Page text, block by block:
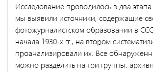
Исследование проводилось в два
мы выявили источники, содержащие
фотожурналистском образовании в
начала 1930-х гг., на втором
проанализировали их. Все
можно разделить на три группы: